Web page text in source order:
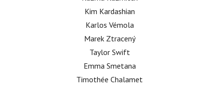
Kim Kardashian
Karlos Vémola
Marek Ztracený
Taylor Swift
Emma Smetana
Timothée Chalamet